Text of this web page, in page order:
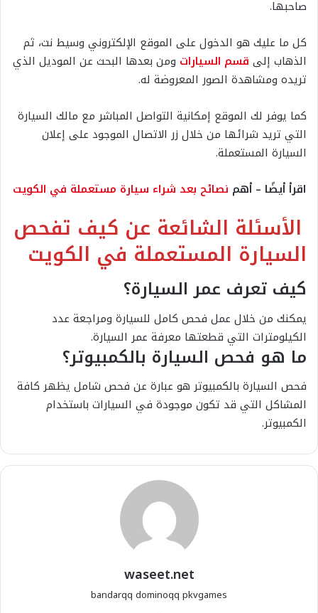
صاحبها.
كل ما عليك هو الدخول على الموقع الإلكتروني وسيط نت، ثم
الذهاب إلى قسم السيارات ومن بعدها البحث عن الموديل الذي
تريده ومشاهدة الصور المعروضة له.
كما يوفر لك الموقع إمكانية التواصل المباشر مع مالك السيارة
التي تريد شرائها من خلال زر الاتصال الموجود على إعلان
السيارة المستعملة.
اقرأ أيضًا – أهم نصائح بعد شراء سيارة مستعملة في الكويت
الأسئلة الشائعة عن كيف تفحص
السيارة المستعملة في الكويت
كيف تعرف عمر السيارة؟
يمكنك من خلال عمل فحص كامل للسيارة ومراجعة عدد
الكيلومترات التي قطعتها معرفة عمر السيارة.
ما هو فحص السيارة بالكمبيوتر؟
فحص السيارة بالكمبيوتر هو عبارة عن فحص شامل يظهر كافة
المشاكل التي قد تكون موجودة في السيارات باستخدام
الكمبيوتر.
waseet.net
bandarqq dominoqq pkvgames